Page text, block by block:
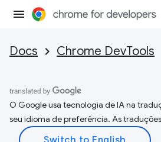
Docs Chrome DevTools
O Google usa tecnologia de IA na
seu idioma de preferência. As